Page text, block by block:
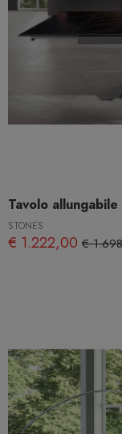
Tavolo
STONES
€ 1.222,00 €